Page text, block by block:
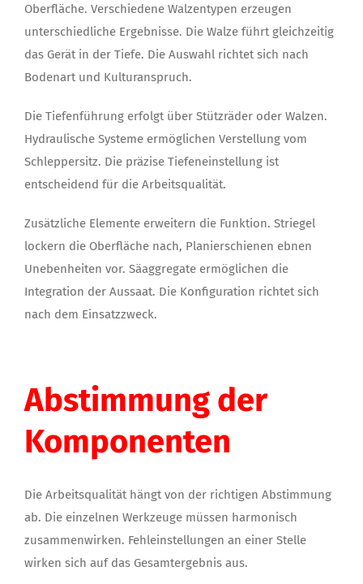
Oberfläche. Verschiedene Walzentypen erzeugen
unterschiedliche Ergebnisse. Die Walze führt gleichzeitig
das Gerät in der Tiefe. Die Auswahl richtet sich nach
Bodenart und Kulturanspruch.
Die Tiefenführung erfolgt über Stützräder oder Walzen.
Hydraulische Systeme ermöglichen Verstellung vom
Schleppersitz. Die präzise Tiefeneinstellung ist
entscheidend für die Arbeitsqualität.
Zusätzliche Elemente erweitern die Funktion. Striegel
lockern die Oberfläche nach, Planierschienen ebnen
Unebenheiten vor. Säaggregate ermöglichen die
Integration der Aussaat. Die Konfiguration richtet sich
nach dem Einsatzzweck.
Abstimmung der
Komponenten
Die Arbeitsqualität hängt von der richtigen Abstimmung
ab. Die einzelnen Werkzeuge müssen harmonisch
zusammenwirken. Fehleinstellungen an einer Stelle
wirken sich auf das Gesamtergebnis aus.